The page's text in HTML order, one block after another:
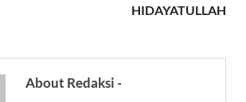
HIDAYATULLAH
About Redaksi -